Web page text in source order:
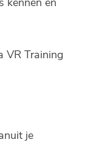
VR Training
je